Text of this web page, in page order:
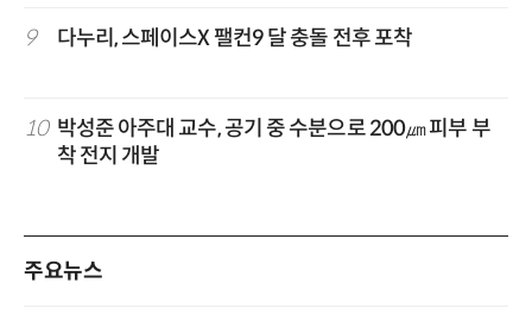
9 다누리, 스페이스X 팰컨9 달 충돌 전후 포착
10 박성준 아주대 교수, 공기 중 수분으로 200㎛ 피부 부
착 전지 개발
주요뉴스